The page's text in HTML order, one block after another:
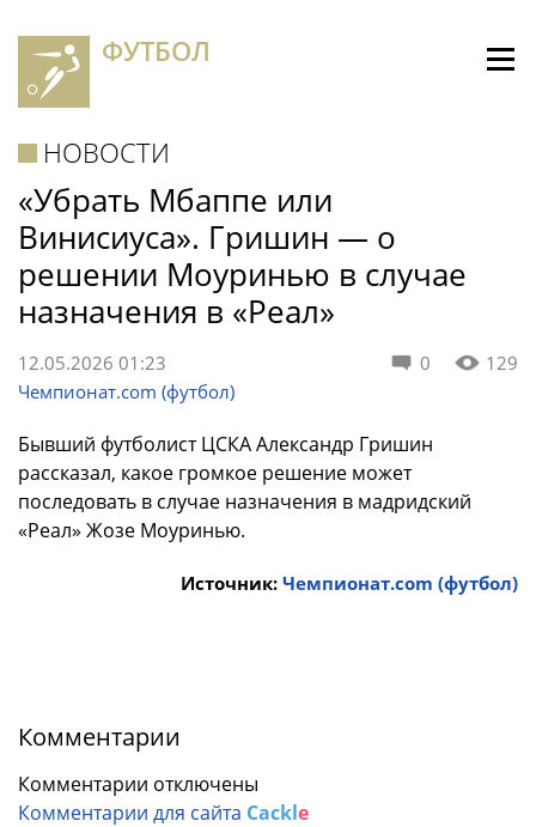
ФУТБОЛ
НОВОСТИ
«Убрать Мбаппе или
Винисиуса». Гришин — о
решении Моуринью в случае
назначения в «Реал»
0 129
12.05.2026 01:23
Чемпионат.com (футбол)
Бывший футболист ЦСКА Александр Гришин
рассказал, какое громкое решение может
последовать в случае назначения в мадридский
«Реал» Жозе Моуринью.
Источник: Чемпионат.com (футбол)
Комментарии
Комментарии отключены
Комментарии для сайта Cackle